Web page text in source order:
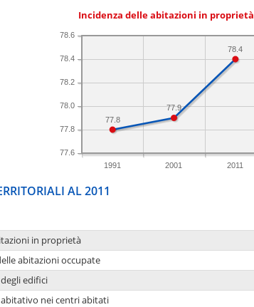
Incidenza delle abitazioni in proprietà
1991 2001 2011
77.6
77.8
78.0
78.2
78.4
78.6
78.4
77.9
77.8
AL 2011
in proprietà
abitazioni occupate
edifici
nei centri abitati